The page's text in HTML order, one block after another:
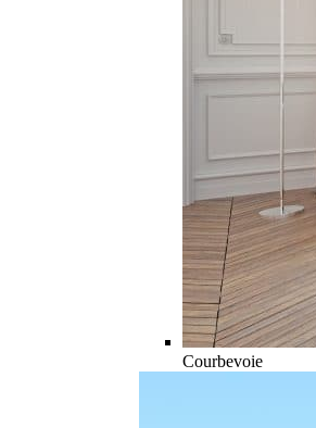
Courbevoie